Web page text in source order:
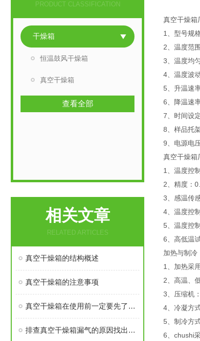
PRODUCT CLASSIFICATION
干燥箱
恒温鼓风干燥箱
真空干燥箱
查看全部
相关文章
RELATED ARTICLES
真空干燥箱的结构概述
真空干燥箱的注意事项
真空干燥箱在使用前一定要先了解这些细节
排查真空干燥箱漏气的原因找出解决问题的办法
真空干燥箱
1、型号规
2、温度范
3、温度均
4、温度波
5、升温速
6、降温速
7、时间设
8、样品托
9、电源电
真空干燥箱
1、温度控
2、精度：
3、感温传
4、温度控
5、温度控
6、高低温
加热与制冷
1、加热采
2、高温、
3、压缩机
4、冷凝方
5、制冷方
6、chushi